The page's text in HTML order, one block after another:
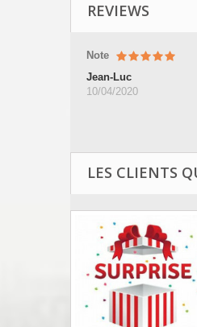
REVIEWS
Note
Jean-Luc
10/04/2020
LES CLIENTS